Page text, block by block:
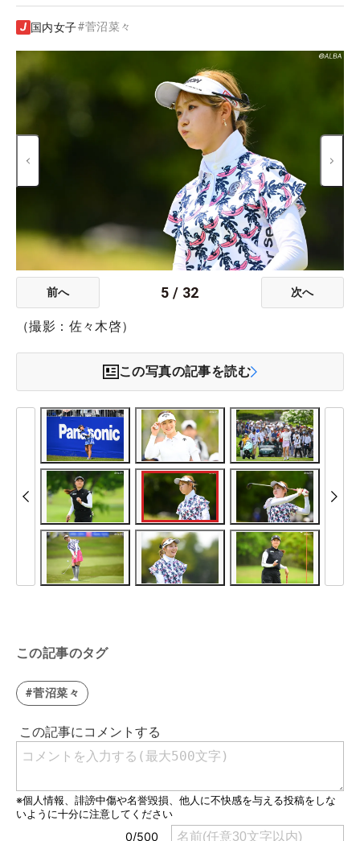
国内女子#菅沼菜々
前へ 5 / 32 次へ
（撮影：佐々木啓）
この写真の記事を読む
この記事のタグ
#菅沼菜々